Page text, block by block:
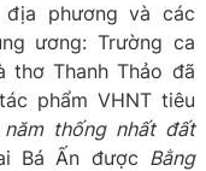
phương và các
ương: Trường ca
thơ Thanh Thảo đã
phẩm VHNT tiêu
thống nhất đất
Bá Ấn được Bằng